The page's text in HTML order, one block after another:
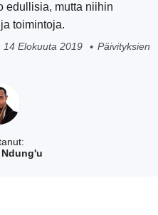
edullisia, mutta niihin
toimintoja.
14 Elokuuta 2019
Päivityksien